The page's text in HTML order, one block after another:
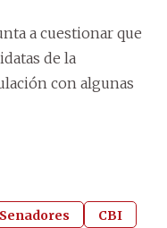
a cuestionar que
de la
con algunas
CBI